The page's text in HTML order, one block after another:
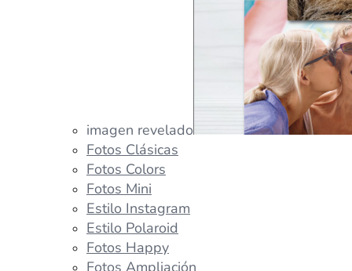
imagen revelado
Fotos Clásicas
Fotos Colors
Fotos Mini
Estilo Instagram
Estilo Polaroid
Fotos Happy
Fotos Ampliación